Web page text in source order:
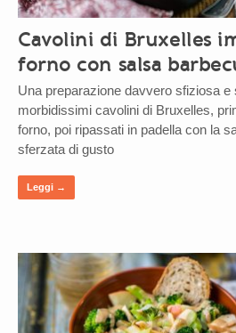
Cavolini di Bruxelles
forno con salsa
Una preparazione davvero sfiziosa e
morbidissimi cavolini di Bruxelles,
forno, poi ripassati in padella con la
sferzata di gusto
Leggi →